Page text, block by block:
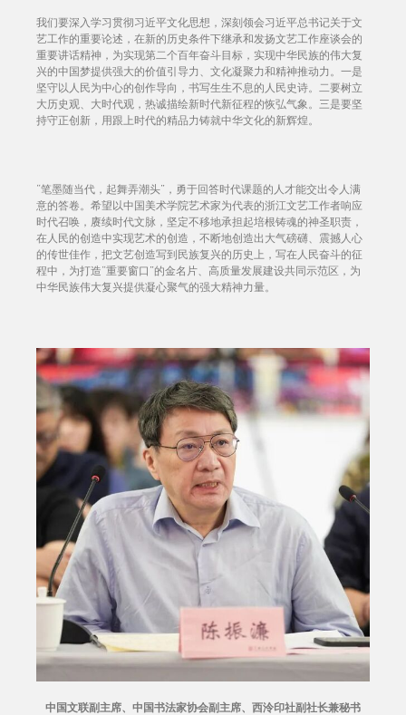
我们要深入学习贯彻习近平文化思想，深刻领会习近平总书记关于文
艺工作的重要论述，在新的历史条件下继承和发扬文艺工作座谈会的
重要讲话精神，为实现第二个百年奋斗目标，实现中华民族的伟大复
兴的中国梦提供强大的价值引导力、文化凝聚力和精神推动力。一是
坚守以人民为中心的创作导向，书写生生不息的人民史诗。二要树立
大历史观、大时代观，热诚描绘新时代新征程的恢弘气象。三是要坚
持守正创新，用跟上时代的精品力铸就中华文化的新辉煌。
“笔墨随当代，起舞弄潮头”，勇于回答时代课题的人才能交出令人满
意的答卷。希望以中国美术学院艺术家为代表的浙江文艺工作者响应
时代召唤，赓续时代文脉，坚定不移地承担起培根铸魂的神圣职责，
在人民的创造中实现艺术的创造，不断地创造出大气磅礴、震撼人心
的传世佳作，把文艺创造写到民族复兴的历史上，写在人民奋斗的征
程中，为打造“重要窗口”的金名片、高质量发展建设共同示范区，为
中华民族伟大复兴提供凝心聚气的强大精神力量。
中国文联副主席、中国书法家协会副主席、西泠印社副社长兼秘书